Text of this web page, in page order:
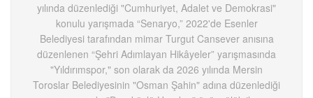
yılında düzenlediği "Cumhuriyet, Adalet ve Demokrasi"
konulu yarışmada “Senaryo,” 2022'de Esenler
Belediyesi tarafından mimar Turgut Cansever anısına
düzenlenen “Şehri Adımlayan Hikâyeler” yarışmasında
"Yıldırımspor," son olarak da 2026 yılında Mersin
Toroslar Belediyesinin "Osman Şahin" adına düzenlediği